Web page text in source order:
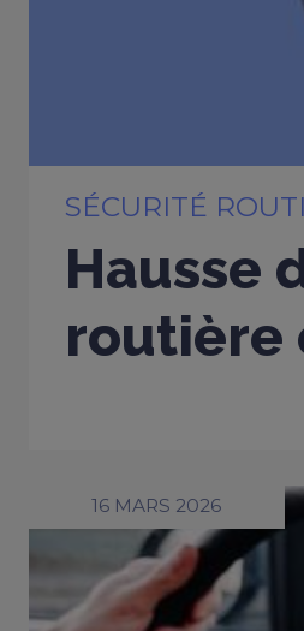
SÉCURITÉ
Hausse
routière
16 MARS 2026